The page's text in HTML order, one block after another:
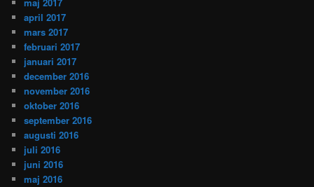
april 2017
mars 2017
februari 2017
januari 2017
december 2016
november 2016
oktober 2016
september 2016
augusti 2016
juli 2016
juni 2016
maj 2016